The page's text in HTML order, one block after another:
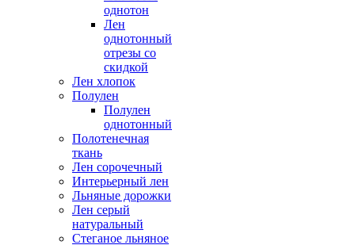
однотон
Лен
однотонный
отрезы со
скидкой
Лен хлопок
Полулен
Полулен
однотонный
Полотенечная
ткань
Лен сорочечный
Интерьерный лен
Льняные дорожки
Лен серый
натуральный
Стеганое льняное